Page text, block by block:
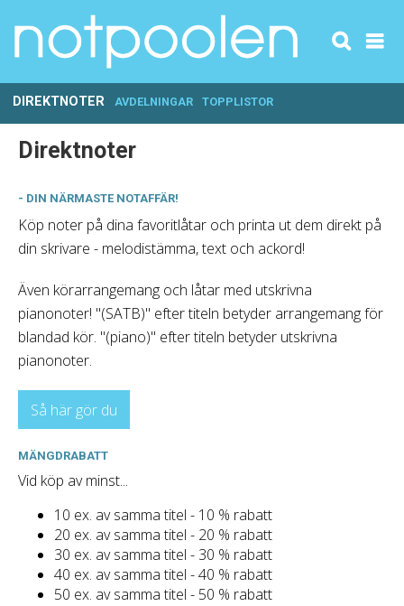
DIREKTNOTER AVDELNINGAR TOPPLISTOR
Direktnoter
- DIN NÄRMASTE NOTAFFÄR!
Köp noter på dina favoritlåtar och printa ut dem direkt på
din skrivare - melodistämma, text och ackord!
Även körarrangemang och låtar med utskrivna
pianonoter! "(SATB)" efter titeln betyder arrangemang för
blandad kör. "(piano)" efter titeln betyder utskrivna
pianonoter.
Så här gör du
MÄNGDRABATT
Vid köp av minst...
10 ex. av samma titel - 10 % rabatt
20 ex. av samma titel - 20 % rabatt
30 ex. av samma titel - 30 % rabatt
40 ex. av samma titel - 40 % rabatt
50 ex. av samma titel - 50 % rabatt